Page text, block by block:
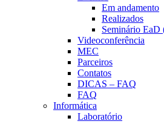
Em andamento
Realizados
Seminário EaD
Videoconferência
MEC
Parceiros
Contatos
DICAS – FAQ
FAQ
Informática
Laboratório